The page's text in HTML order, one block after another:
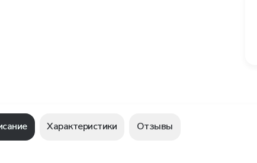
Характеристики Отзывы